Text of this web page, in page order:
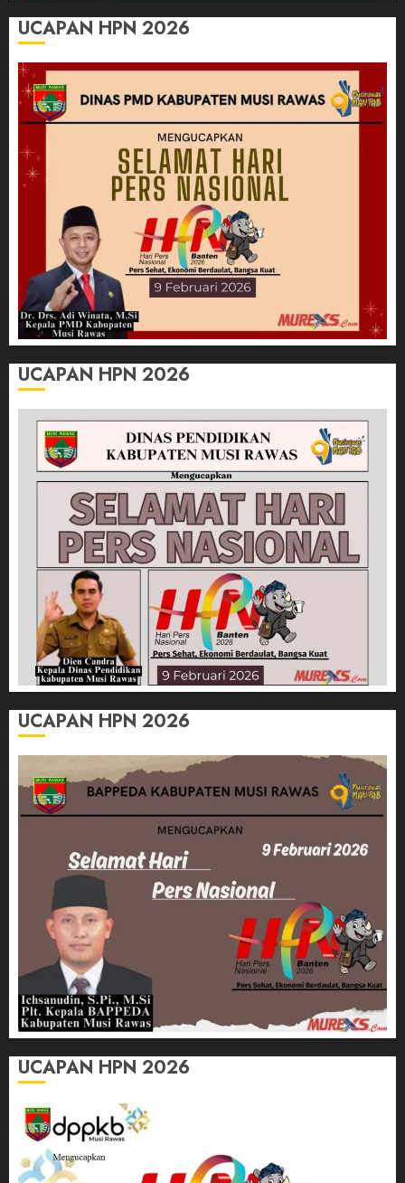
UCAPAN HPN 2026
UCAPAN HPN 2026
UCAPAN HPN 2026
UCAPAN HPN 2026